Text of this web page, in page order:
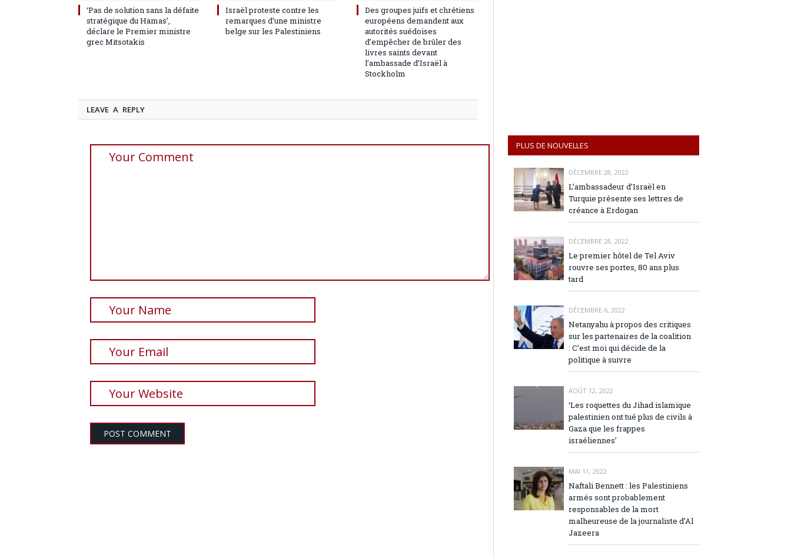
‘Pas de solution sans la défaite
stratégique du Hamas’,
déclare le Premier ministre
grec Mitsotakis
Israël proteste contre les
remarques d’une ministre
belge sur les Palestiniens
Des groupes juifs et chrétiens
européens demandent aux
autorités suédoises
d’empêcher de brûler des
livres saints devant
l’ambassade d’Israël à
Stockholm
LEAVE A REPLY
PLUS DE NOUVELLES
DÉCEMBRE 28, 2022
L’ambassadeur d’Israël en
Turquie présente ses lettres de
créance à Erdogan
DÉCEMBRE 28, 2022
Le premier hôtel de Tel Aviv
rouvre ses portes, 80 ans plus
tard
DÉCEMBRE 6, 2022
Netanyahu à propos des critiques
sur les partenaires de la coalition
: C’est moi qui décide de la
politique à suivre
AOÛT 12, 2022
‘Les roquettes du Jihad islamique
palestinien ont tué plus de civils à
Gaza que les frappes
israéliennes’
MAI 11, 2022
Naftali Bennett : les Palestiniens
armés sont probablement
responsables de la mort
malheureuse de la journaliste d’Al
Jazeera